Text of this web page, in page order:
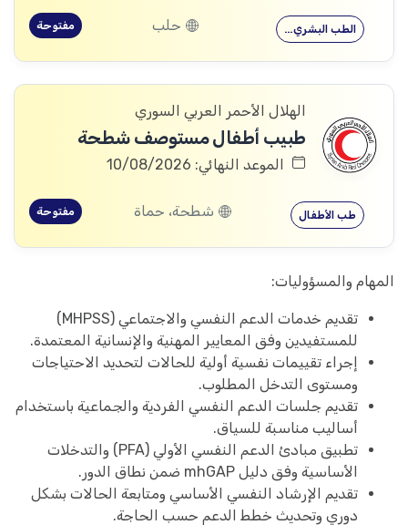
الطب البشري… حلب مفتوحة
الهلال الأحمر العربي السوري
طبيب أطفال مستوصف شطحة
الموعد النهائي: 10/08/2026
طب الأطفال شطحة، حماة مفتوحة
المهام والمسؤوليات:
تقديم خدمات الدعم النفسي والاجتماعي (MHPSS)
للمستفيدين وفق المعايير المهنية والإنسانية المعتمدة.
إجراء تقييمات نفسية أولية للحالات لتحديد الاحتياجات
ومستوى التدخل المطلوب.
تقديم جلسات الدعم النفسي الفردية والجماعية باستخدام
أساليب مناسبة للسياق.
تطبيق مبادئ الدعم النفسي الأولي (PFA) والتدخلات
الأساسية وفق دليل mhGAP ضمن نطاق الدور.
تقديم الإرشاد النفسي الأساسي ومتابعة الحالات بشكل
دوري وتحديث خطط الدعم حسب الحاجة.